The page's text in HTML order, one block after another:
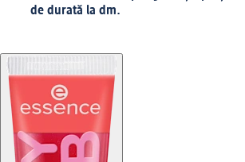
de durată la dm.